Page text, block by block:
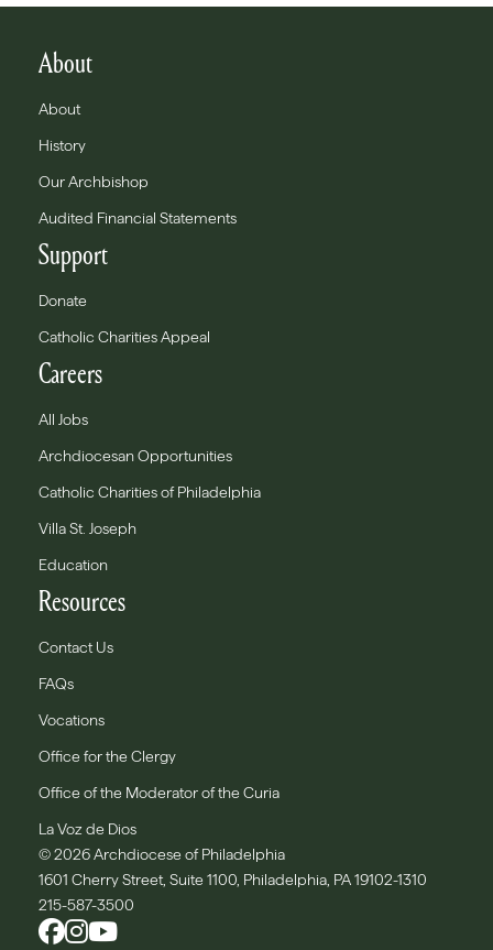
About
About
History
Our Archbishop
Audited Financial Statements
Support
Donate
Catholic Charities Appeal
Careers
All Jobs
Archdiocesan Opportunities
Catholic Charities of Philadelphia
Villa St. Joseph
Education
Resources
Contact Us
FAQs
Vocations
Office for the Clergy
Office of the Moderator of the Curia
La Voz de Dios
© 2026 Archdiocese of Philadelphia
1601 Cherry Street, Suite 1100, Philadelphia, PA 19102-1310
215-587-3500